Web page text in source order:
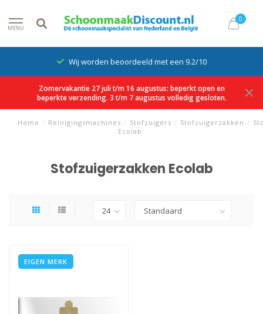
MENU
0
Wij worden beoordeeld met een 9.2/10
Zomervakantie 27 juli t/m 16 augustus: beperkt open en
beperkte verzending. 3 t/m 7 augustus volledig gesloten.
Home / Reinigingsmachines / Stofzuigers / Stofzuigerzakken /
Ecolab
Stofzuigerzakken Ecolab
EIGEN MERK